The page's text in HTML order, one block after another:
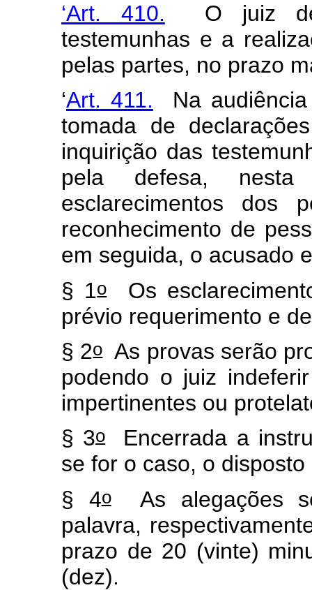
‘Art. 410. O juiz
testemunhas e a
pelas partes, no prazo
‘Art. 411. Na
tomada de
inquirição das
pela defesa,
esclarecimentos dos
reconhecimento de
em seguida, o acusado
§ 1oOs
prévio requerimento e
§ 2oAs provas serão
podendo o juiz
impertinentes ou
§ 3oEncerrada a
se for o caso, o
§ 4oAs alegações
palavra,
prazo de 20 (vinte)
(dez).